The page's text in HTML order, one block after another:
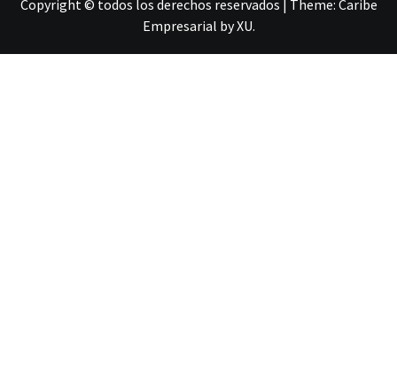
Copyright © todos los derechos reservados | Theme: Caribe
Empresarial byXU.